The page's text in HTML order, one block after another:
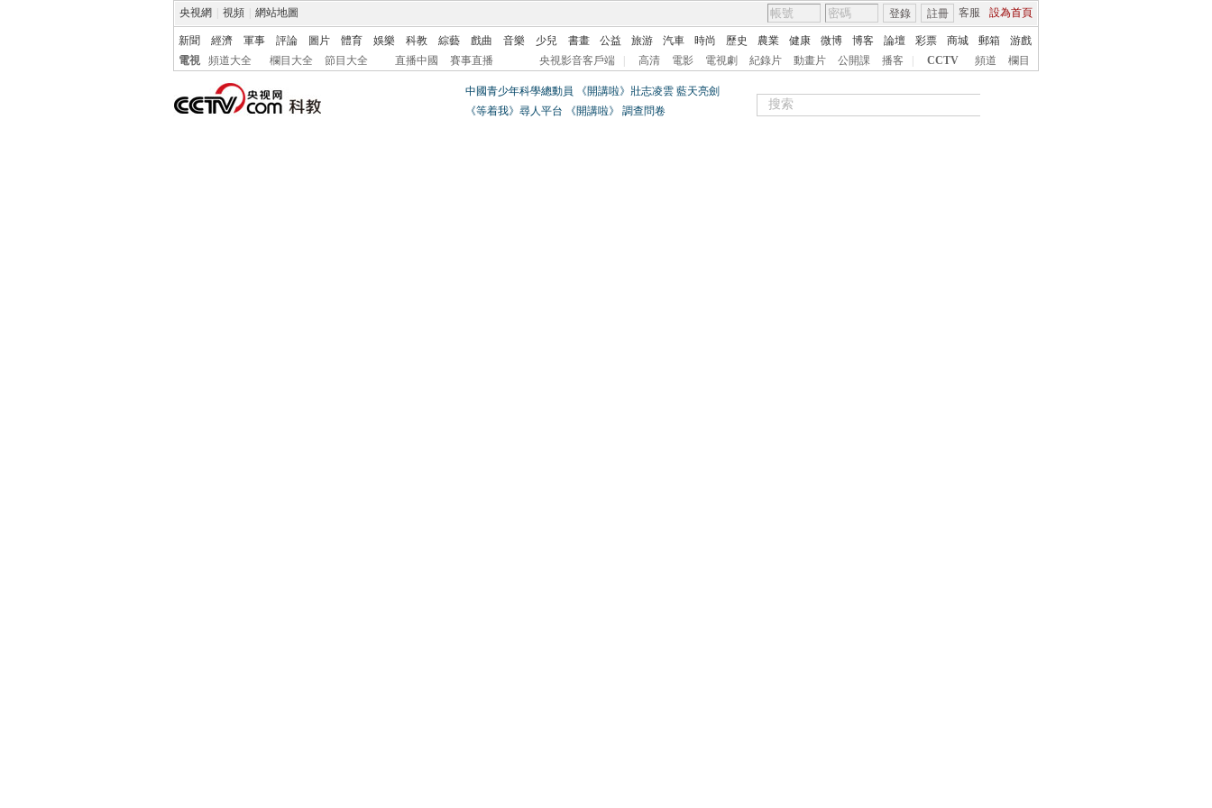
央視網 視頻 網站地圖 客服 設為首頁
登錄 註冊
新聞 經濟 軍事 評論 圖片 體育 娛樂 科教 綜藝 戲曲 音樂 少兒 書畫 公益 旅游 汽車 時尚 歷史 農業 健康 微博 博客 論壇 彩票 商城 郵箱
游戲
電視
頻道大全 欄目大全 節目大全 直播中國 賽事直播 央視影音客戶端 高清 電影 電視劇 紀錄片 動畫片 公開課 播客 CCTV 頻道 欄目
中國青少年科學總動員
《開講啦》壯志凌雲 藍天亮劍
《等着我》尋人平台
《開講啦》 調查問卷